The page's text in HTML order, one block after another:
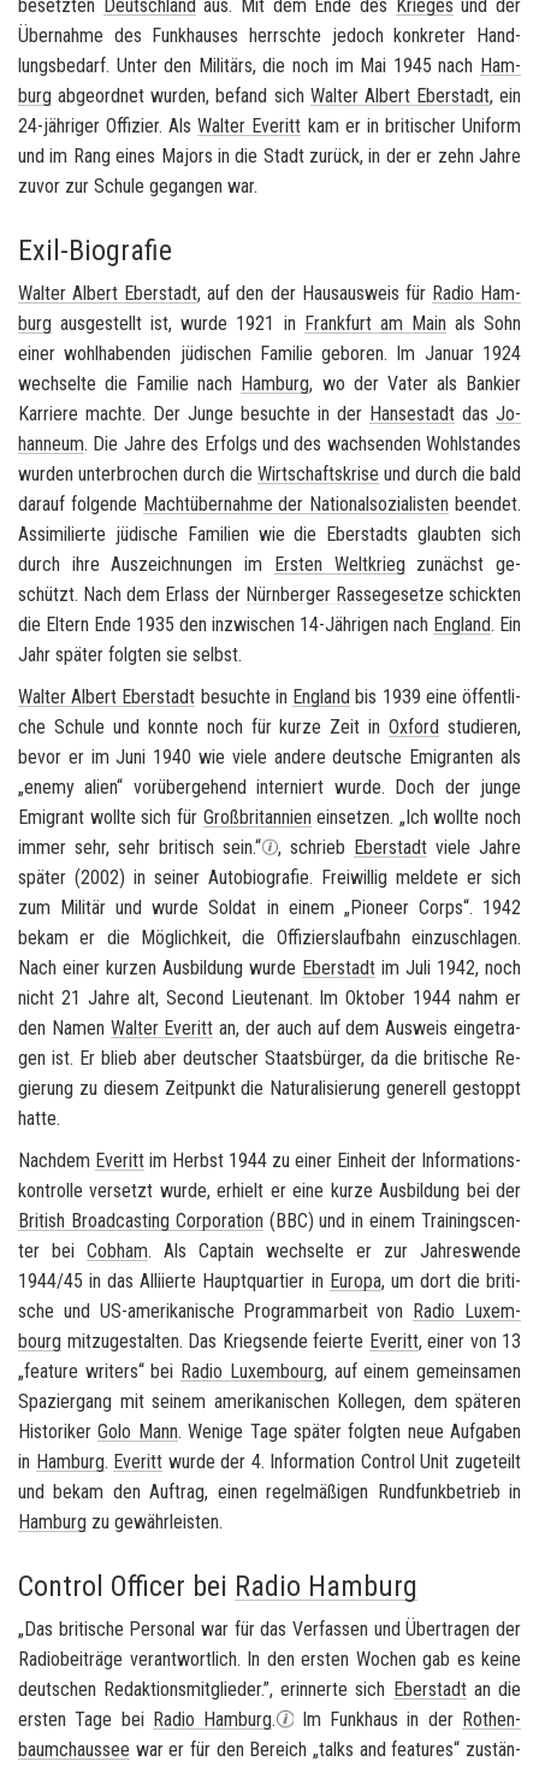
be­setz­ten Deutsch­land aus. Mit dem Ende des Krie­ges und der
Über­nah­me des Funk­hau­ses herrsch­te je­doch kon­kre­ter Hand­
lungs­be­darf. Unter den Mi­li­tärs, die noch im Mai 1945 nach Ham­
burg ab­ge­ord­net wur­den, be­fand sich Wal­ter Al­bert Eber­stadt, ein
24-​jähriger Of­fi­zier. AlsWal­ter Eve­ritt kam er in bri­ti­scher Uni­form
und im Rang eines Ma­jors in die Stadt zu­rück, in der er zehn Jahre
zuvor zur Schu­le ge­gan­gen war.
Exil-Biografie
Wal­ter Al­bert Eber­stadt, auf den der Haus­aus­weis für Radio Ham­
burg aus­ge­stellt ist, wurde 1921 in Frank­furt am Main als Sohn
einer wohl­ha­ben­den jü­di­schen Fa­mi­lie ge­bo­ren. Im Ja­nu­ar 1924
wech­sel­te die Fa­mi­lie nach Ham­burg, wo der Vater als Ban­kier
Kar­rie­re mach­te. Der Junge be­such­te in der Han­se­stadt das Jo­
han­ne­um. Die Jahre des Er­folgs und des wach­sen­den Wohl­stan­des
wur­den un­ter­bro­chen durch die Wirt­schafts­kri­se und durch die bald
dar­auf fol­gen­de Macht­über­nah­me der Na­tio­nal­so­zia­lis­ten be­en­det.
As­si­mi­lier­te jü­di­sche Fa­mi­li­en wie die Eber­stadts glaub­ten sich
durch ihre Aus­zeich­nun­gen im Ers­ten Welt­krieg zu­nächst ge­
schützt. Nach dem Er­lass der Nürn­ber­ger Ras­se­ge­set­ze schick­ten
die El­tern Ende 1935 den in­zwi­schen 14-​Jährigen nach Eng­land. Ein
Jahr spä­ter folg­ten sie selbst.
Wal­ter Al­bert Eber­stadt be­such­te in Eng­land bis 1939 eine öf­fent­li­
che Schu­le und konn­te noch für kurze Zeit inOx­ford stu­die­ren,
bevor er im Juni 1940 wie viele an­de­re deut­sche Emi­gran­ten als
„enemy alien“ vor­über­ge­hend in­ter­niert wurde. Doch der junge
Emi­grant woll­te sich für Groß­bri­tan­ni­en ein­set­zen. „Ich woll­te noch
immer sehr, sehr bri­tisch sein.“
, schrieb Eber­stadt viele Jahre
spä­ter (2002) in sei­ner Au­to­bio­gra­fie. Frei­wil­lig mel­de­te er sich
zum Mi­li­tär und wurde Sol­dat in einem „Pioneer Corps“. 1942
bekam er die Mög­lich­keit, die Of­fi­ziers­lauf­bahn ein­zu­schla­gen.
Nach einer kur­zen Aus­bil­dung wurde Eber­stadt im Juli 1942, noch
nicht 21 Jahre alt, Se­cond Lieu­tenant. Im Ok­to­ber 1944 nahm er
den Namen Wal­ter Eve­ritt an, der auch auf dem Aus­weis ein­ge­tra­
gen ist. Er blieb aber deut­scher Staats­bür­ger, da die bri­ti­sche Re­
gie­rung zu die­sem Zeit­punkt die Na­tu­ra­li­sie­rung ge­ne­rell ge­stoppt
hatte.
Nach­dem Eve­ritt im Herbst 1944 zu einer Ein­heit der In­for­ma­ti­ons­
kon­trol­le ver­setzt wurde, er­hielt er eine kurze Aus­bil­dung bei der
Bri­tish Broad­cas­ting Cor­po­ra­ti­on (BBC) und in einem Trai­nings­cen­
ter bei Cob­ham. Als Cap­tain wech­sel­te er zur Jah­res­wen­de
1944/45 in das Al­li­ier­te Haupt­quar­tier in Eu­ro­pa, um dort die bri­ti­
sche und US-​amerikanische Pro­gramm­ar­beit von Radio Lu­xem­
bourg mit­zu­ge­stal­ten. Das Kriegs­en­de fei­er­te Eve­ritt, einer von 13
„fea­ture wri­ters“ bei Radio Lu­xem­bourg, auf einem ge­mein­sa­men
Spa­zier­gang mit sei­nem ame­ri­ka­ni­schen Kol­le­gen, dem spä­te­ren
His­to­ri­kerGolo Mann. We­ni­ge Tage spä­ter folg­ten neue Auf­ga­ben
in Ham­burg. Eve­ritt wurde der 4. In­for­ma­ti­on Con­trol Unit zu­ge­teilt
und bekam den Auf­trag, einen re­gel­mä­ßi­gen Rund­funk­be­trieb in
Ham­burg zu ge­währ­leis­ten.
Control Officer bei Radio Hamburg
„Das bri­ti­sche Per­so­nal war für das Ver­fas­sen und Über­tra­gen der
Ra­dio­bei­trä­ge ver­ant­wort­lich. In den ers­ten Wo­chen gab es keine
deut­schen Re­dak­ti­ons­mit­glie­der.”, er­in­ner­te sich Eber­stadtan die
ers­ten Tage bei Radio Ham­burg. Im Funk­haus in der Ro­then­
baum­chaus­see war er für den Be­reich „talks and fea­tures“ zu­stän­